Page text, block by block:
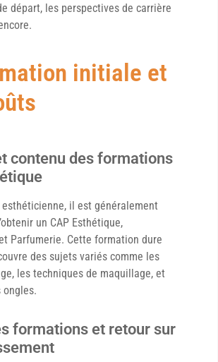
départ, les perspectives de carrière
initiale et
contenu des formations
esthéticienne, il est généralement
un CAP Esthétique,
Parfumerie. Cette formation dure
des sujets variés comme les
les techniques de maquillage, et
ongles.
formations et retour sur